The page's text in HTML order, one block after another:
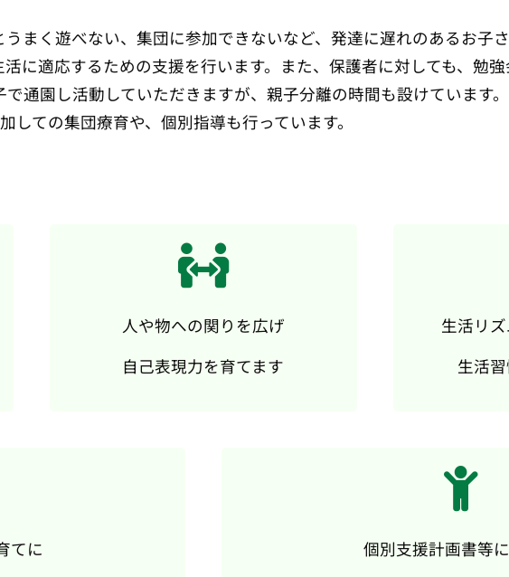
まく遊べない、集団に参加できないなど、発達に遅れのあるお子
に適応するための支援を行います。また、保護者に対しても、勉強
通園し活動していただきますが、親子分離の時間も設けています
しての集団療育や、個別指導も行っています。
人や物への関りを広げ
自己表現力を育てます
生活リ
生活
てに
個別支援計画書等